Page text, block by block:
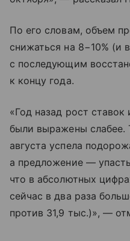
По его словам, объем
снижаться на 8−10% (и
с последующим
к концу года.
«Год назад рост
были выражены слабее.
августа успела
а предложение —
что в абсолютных
сейчас в два раза
против 31,9 тыс.)», —